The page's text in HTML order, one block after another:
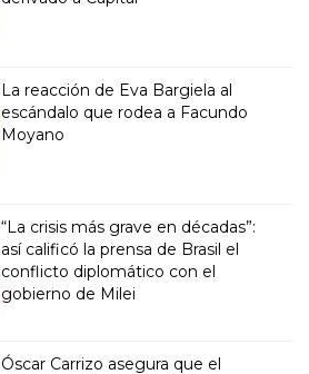
La reacción de Eva Bargiela al
escándalo que rodea a Facundo
Moyano
“La crisis más grave en décadas”:
así calificó la prensa de Brasil el
conflicto diplomático con el
gobierno de Milei
Óscar Carrizo asegura que el